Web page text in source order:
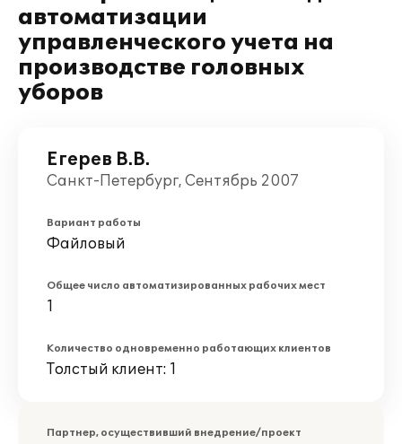
автоматизации
управленческого учета на
производстве головных
уборов
Егерев В.В.
Санкт-Петербург, Сентябрь 2007
Вариант работы
Файловый
Общее число автоматизированных рабочих мест
1
Количество одновременно работающих клиентов
Толстый клиент: 1
Партнер, осуществивший внедрение/проект